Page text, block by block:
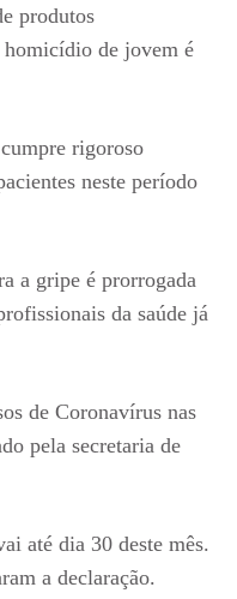
produtos
homicídio de jovem é
rigoroso
neste período
a gripe é prorrogada
da saúde já
de Coronavírus nas
pela secretaria de
até dia 30 deste mês.
a declaração.